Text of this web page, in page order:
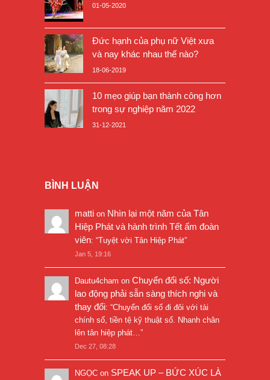
01-05-2020
Đức hạnh của phụ nữ Việt xưa
và nay khác nhau thế nào?
18-06-2019
10 mẹo giúp bạn thành công hơn
trong sự nghiệp năm 2022
31-12-2021
BÌNH LUẬN
matti on Nhìn lại một năm của Tân
Hiệp Phát và hành trình Tết ấm đoàn
viên: “Tuyệt vời Tân Hiệp Phát”
Jan 5, 19:16
Dautu4cham on Chuyển đổi số: Người
lao động phải sẵn sàng thích nghi và
thay đổi: “Chuyển đổi số đi đôi với tài
chính số, tiền tệ kỹ thuật số. Nhanh chân
lên tân hiệp phát… ”
Dec 27, 08:28
NGỌC on SPEAK UP – BỨC XÚC LÀ